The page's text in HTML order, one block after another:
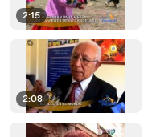
2:15
2:08